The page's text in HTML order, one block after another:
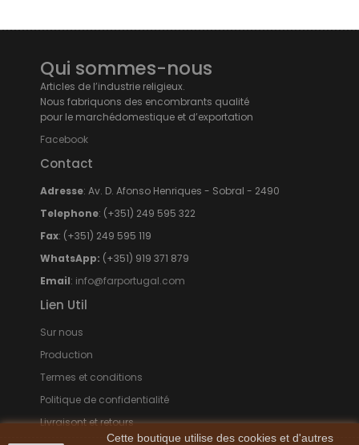
Cette boutique utilise des cookies et d'autres
Qui sommes-nous
Articles de l’industrie religieux.
Nous fabriquons des encombrants qualité
pour le marchédomestique et d’exportation
Facebook
Contact
Adresse: Av. D. Afonso Henriques - Sobral - 2490
Telephone: (+351) 249 595 322
Fax: (+351) 249 595 119
WhatsApp: (+351) 919 371 879
Email: info@farportugal.com
Lien Util
Sur nous
Production
Termes et conditions
Politique de confidentialité
Livraisont et retours